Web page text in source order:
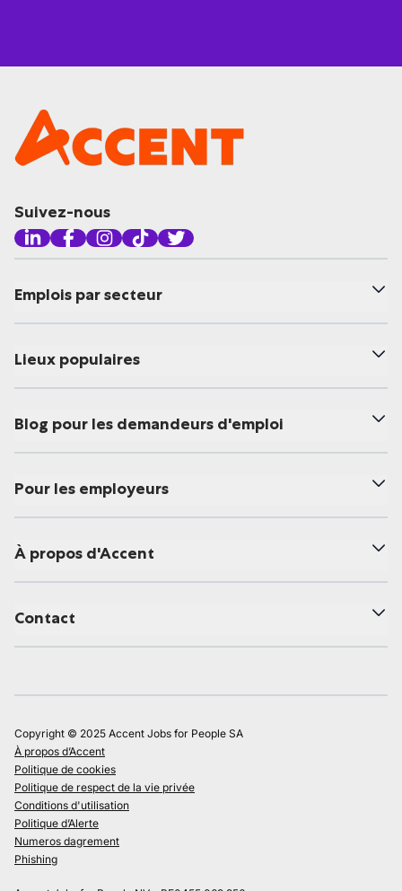
Suivez-nous
Emplois par secteur
Lieux populaires
Blog pour les demandeurs d'emploi
Pour les employeurs
À propos d'Accent
Contact
Copyright © 2025 Accent Jobs for People SA
À propos d’Accent
Politique de cookies
Politique de respect de la vie privée
Conditions d'utilisation
Politique d’Alerte
Numeros dagrement
Phishing